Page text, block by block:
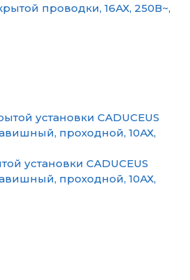
проводки, 16АХ, 250В~,
установки CADUCEUS
проходной, 10АХ,